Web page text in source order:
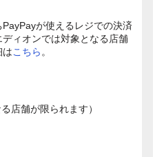
が使えるレジでの決済
ィオンでは対象となる店舗
はこちら 。
店舗が限られます）